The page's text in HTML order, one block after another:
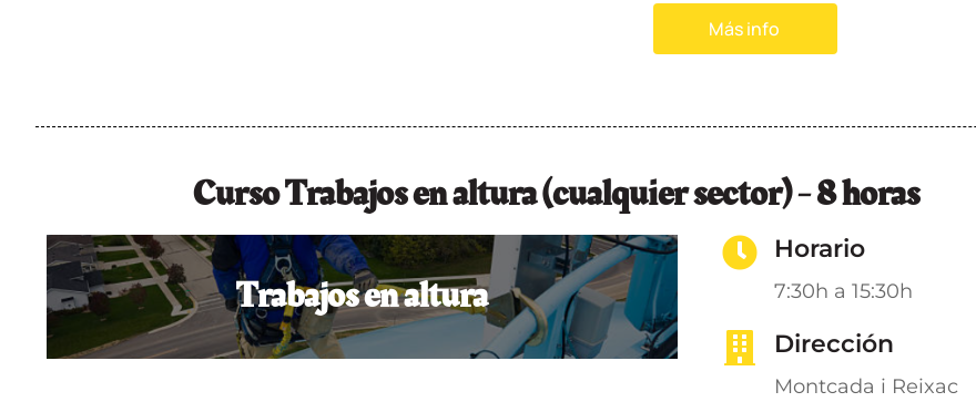
Más info
Curso Trabajos en altura (cualquier sector) - 8 horas
Trabajos en altura
Horario
7:30h a 15:30h
Dirección
Montcada i Reixac